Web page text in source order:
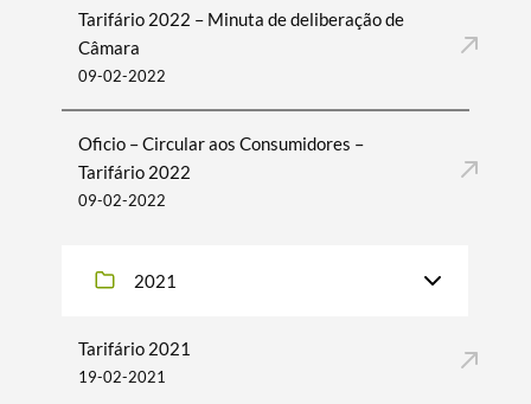
Tarifário 2022 – Minuta de deliberação de
Câmara
09-02-2022
Oficio – Circular aos Consumidores –
Tarifário 2022
09-02-2022
2021
Tarifário 2021
19-02-2021